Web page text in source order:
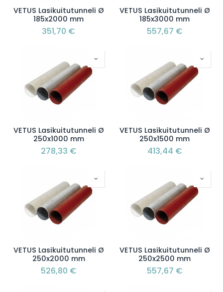
VETUS Lasikuitutunneli Ø
185x2000 mm
351,70 €
VETUS Lasikuitutunneli Ø
185x3000 mm
557,67 €
VETUS Lasikuitutunneli Ø
250x1000 mm
278,33 €
VETUS Lasikuitutunneli Ø
250x1500 mm
413,44 €
VETUS Lasikuitutunneli Ø
250x2000 mm
526,80 €
VETUS Lasikuitutunneli Ø
250x2500 mm
557,67 €